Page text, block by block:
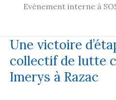
Evénement interne à
Une victoire
collectif de lutte
Imerys à Razac